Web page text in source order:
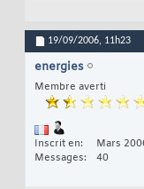
19/09/2006, 11h23
energies
Membre averti
Inscrit en
Mars
Messages
40